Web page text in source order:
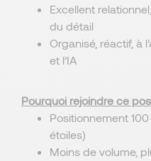
Excellent
du détail
Organisé, réactif, à
et l’IA
Pourquoi rejoindre ce
Positionnement
étoiles)
Moins de volume,